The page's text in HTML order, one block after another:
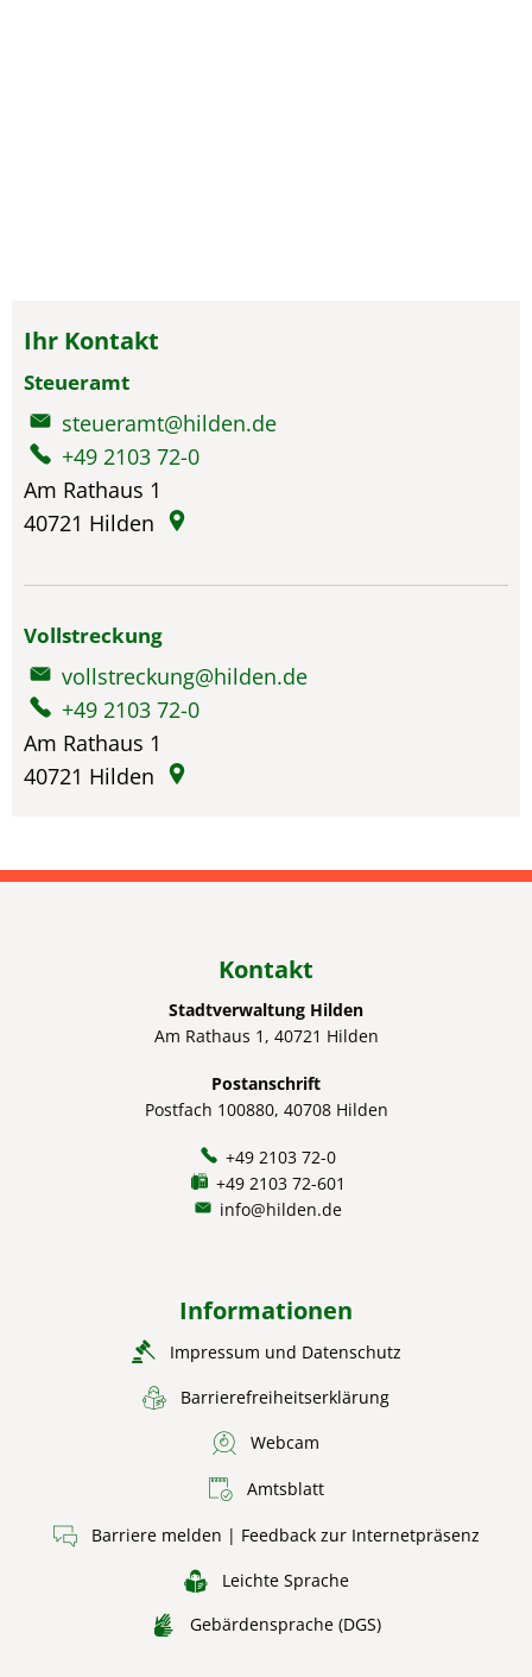
Ihr Kontakt
Steueramt
steueramt@hilden.de
+49 2103 72-0
Am Rathaus 1
40721 Hilden
Vollstreckung
vollstreckung@hilden.de
+49 2103 72-0
Am Rathaus 1
40721 Hilden
Kontakt
Stadtverwaltung Hilden
Am Rathaus 1, 40721 Hilden
Postanschrift
Postfach 100880, 40708 Hilden
+49 2103 72-0
+49 2103 72-601
info@hilden.de
Informationen
Impressum und Datenschutz
Barrierefreiheitserklärung
Webcam
Amtsblatt
Barriere melden | Feedback zur Internetpräsenz
Leichte Sprache
Gebärdensprache (DGS)